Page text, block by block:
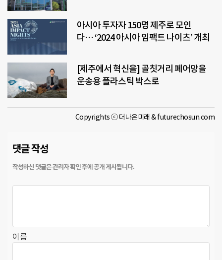
아시아 투자자 150명 제주로 모인
다… ‘2024 아시아 임팩트 나이츠’ 개최
[제주에서 혁신을] 골칫거리 폐어망을
운송용 플라스틱 박스로
Copyrights ⓒ 더나은미래 & futurechosun.com
댓글 작성
이름